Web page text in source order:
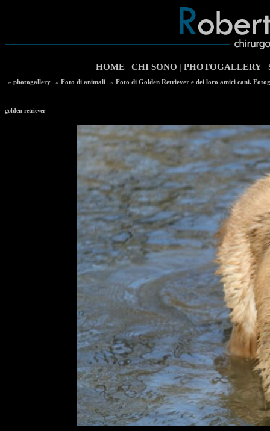
HOME| CHI SONO | PHOTOGALLERY|
» photogallery » Foto di animali » Foto di Golden Retriever e dei loro amici cani.
golden retriever